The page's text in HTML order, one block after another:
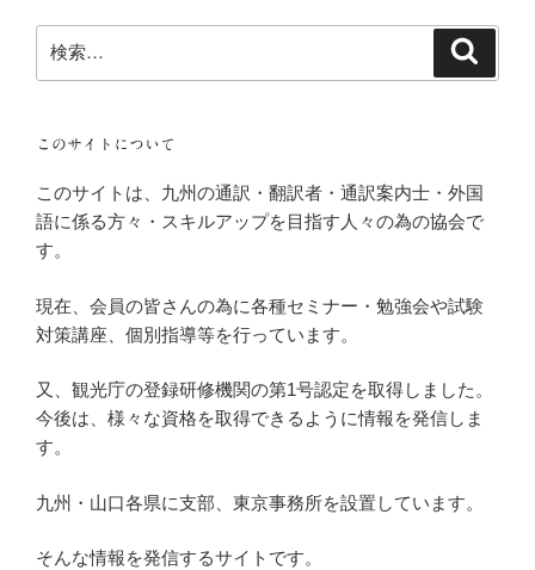
索:
このサイトについて
このサイトは、九州の通訳・翻訳者・通訳案内士・外国
語に係る方々・スキルアップを目指す人々の為の協会で
す。
現在、会員の皆さんの為に各種セミナー・勉強会や試験
対策講座、個別指導等を行っています。
又、観光庁の登録研修機関の第1号認定を取得しました。
今後は、様々な資格を取得できるように情報を発信しま
す。
九州・山口各県に支部、東京事務所を設置しています。
そんな情報を発信するサイトです。